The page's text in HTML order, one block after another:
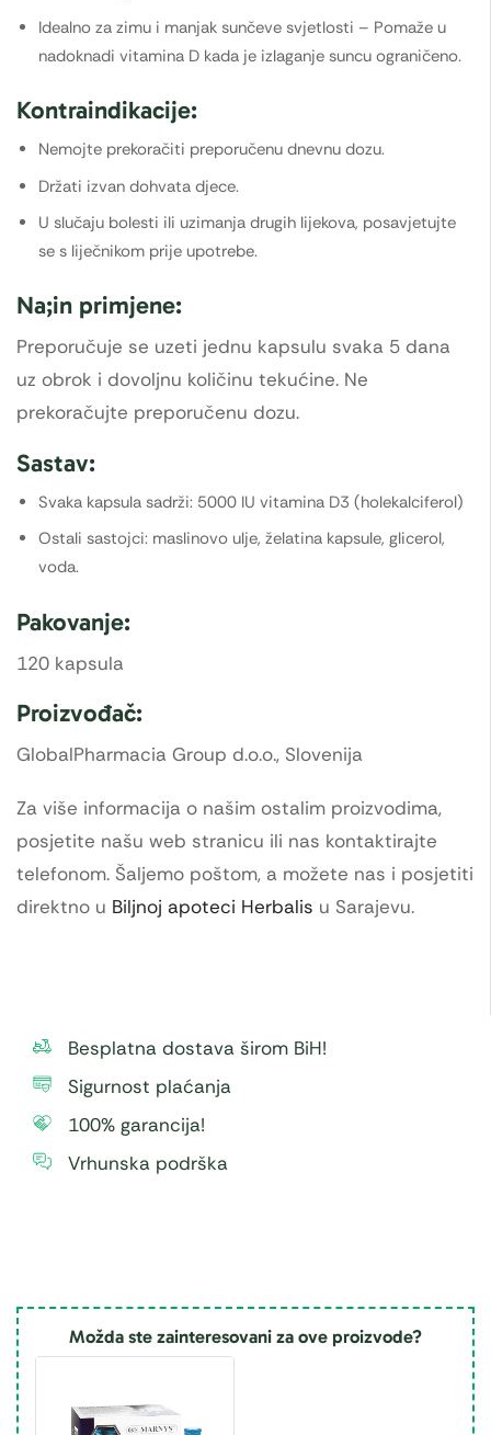
Idealno za zimu i manjak sunčeve svjetlosti – Pomaže u
nadoknadi vitamina D kada je izlaganje suncu ograničeno.
Kontraindikacije:
Nemojte prekoračiti preporučenu dnevnu dozu.
Držati izvan dohvata djece.
U slučaju bolesti ili uzimanja drugih lijekova, posavjetujte
se s liječnikom prije upotrebe.
Na;in primjene:
Preporučuje se uzeti jednu kapsulu svaka 5 dana
uz obrok i dovoljnu količinu tekućine. Ne
prekoračujte preporučenu dozu.
Sastav:
Svaka kapsula sadrži: 5000 IU vitamina D3 (holekalciferol)
Ostali sastojci: maslinovo ulje, želatina kapsule, glicerol,
voda.
Pakovanje:
120 kapsula
Proizvođač:
GlobalPharmacia Group d.o.o., Slovenija
Za više informacija o našim ostalim proizvodima,
posjetite našu web stranicu ili nas kontaktirajte
telefonom. Šaljemo poštom, a možete nas i posjetiti
direktno u Biljnoj apoteci Herbalis u Sarajevu.
Besplatna dostava širom BiH!
Sigurnost plaćanja
100% garancija!
Vrhunska podrška
Možda ste zainteresovani za ove proizvode?